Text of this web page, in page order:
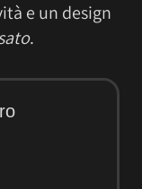
e un design
.